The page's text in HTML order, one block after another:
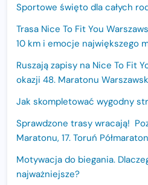
Sportowe święto dla całych
Trasa Nice To Fit You
10 km i emocje największego
Ruszają zapisy na Nice To Fit
okazji 48. Maratonu
Jak skompletować wygodny
Sprawdzone trasy wracają!
Maratonu, 17. Toruń
Motywacja do biegania.
najważniejsze?